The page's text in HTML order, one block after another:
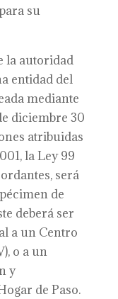
su
la autoridad
entidad del
mediante
diciembre 30
atribuidas
la Ley 99
será
de
deberá ser
a un Centro
o a un
y
de Paso.